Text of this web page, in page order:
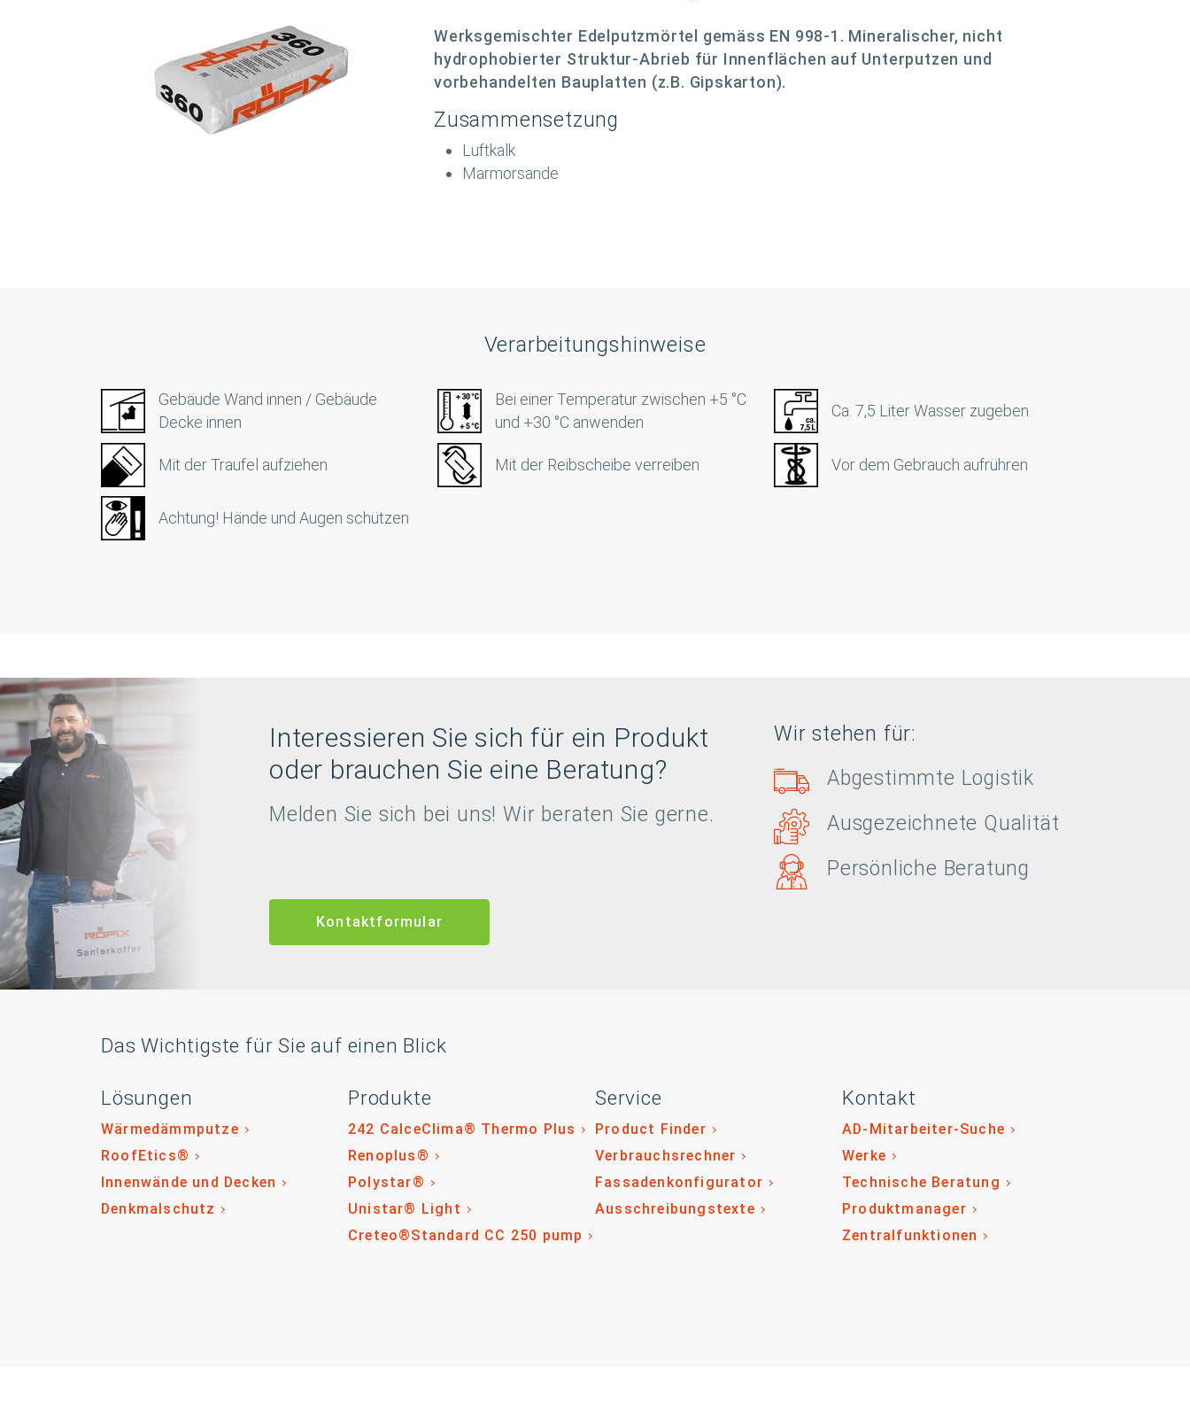
Werksgemischter Edelputzmörtel gemäss EN 998-1. Mineralischer, nicht
hydrophobierter Struktur-Abrieb für Innenflächen auf Unterputzen und
vorbehandelten Bauplatten (z.B. Gipskarton).
Zusammensetzung
Luftkalk
Marmorsande
Verarbeitungshinweise
Gebäude Wand innen / Gebäude
Decke innen
Bei einer Temperatur zwischen +5 °C
und +30 °C anwenden
Ca. 7,5 Liter Wasser zugeben
Mit der Traufel aufziehen Mit der Reibscheibe verreiben Vor dem Gebrauch aufrühren
Achtung! Hände und Augen schützen
Interessieren Sie sich für ein Produkt
oder brauchen Sie eine Beratung?
Melden Sie sich bei uns! Wir beraten Sie gerne.
Wir stehen für:
Abgestimmte Logistik
Ausgezeichnete Qualität
Persönliche Beratung
Kontaktformular
Das Wichtigste für Sie auf einen Blick
Lösungen
Wärmedämmputze
RoofEtics®
Innenwände und Decken
Denkmalschutz
Produkte
242 CalceClima® Thermo Plus
Renoplus®
Polystar®
Unistar® Light
Creteo®Standard CC 250 pump
Service
Product Finder
Verbrauchsrechner
Fassadenkonfigurator
Ausschreibungstexte
Kontakt
AD-Mitarbeiter-Suche
Werke
Technische Beratung
Produktmanager
Zentralfunktionen